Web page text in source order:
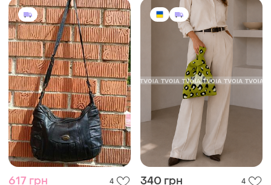
617 грн 4 340 грн 4